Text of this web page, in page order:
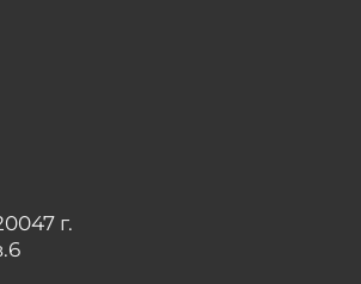
г.